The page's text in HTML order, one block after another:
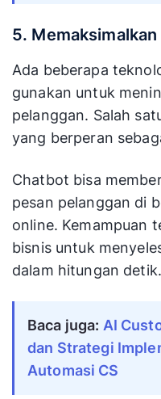
5.
Ada beberapa
gunakan untuk
pelanggan. Salah
yang berperan
Chatbot bisa
pesan pelanggan di
online. Kemampuan
bisnis untuk
dalam hitungan detik.
Baca juga: AI
dan Strategi
Automasi CS